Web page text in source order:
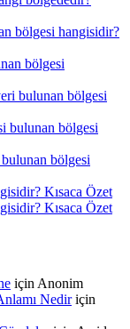
bölgesi hangisidir?
bölgesi
bulunan bölgesi
bulunan bölgesi
bölgesi
Kısaca Özet
Kısaca Özet
için Anonim
Nediriçin